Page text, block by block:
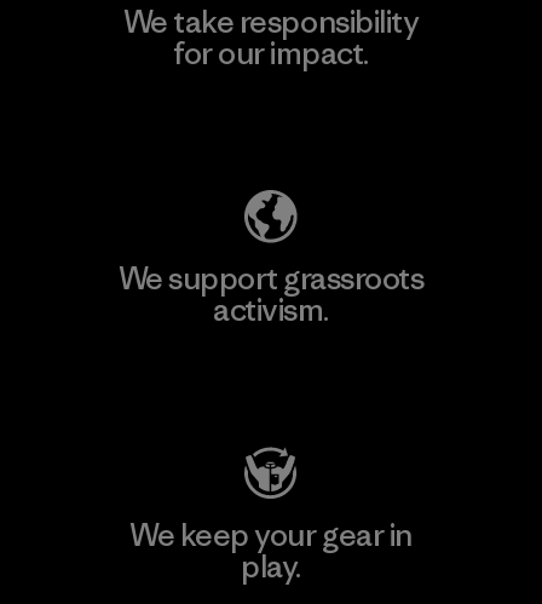
We take responsibility
for our impact.
We support grassroots
activism.
We keep your gear in
play.